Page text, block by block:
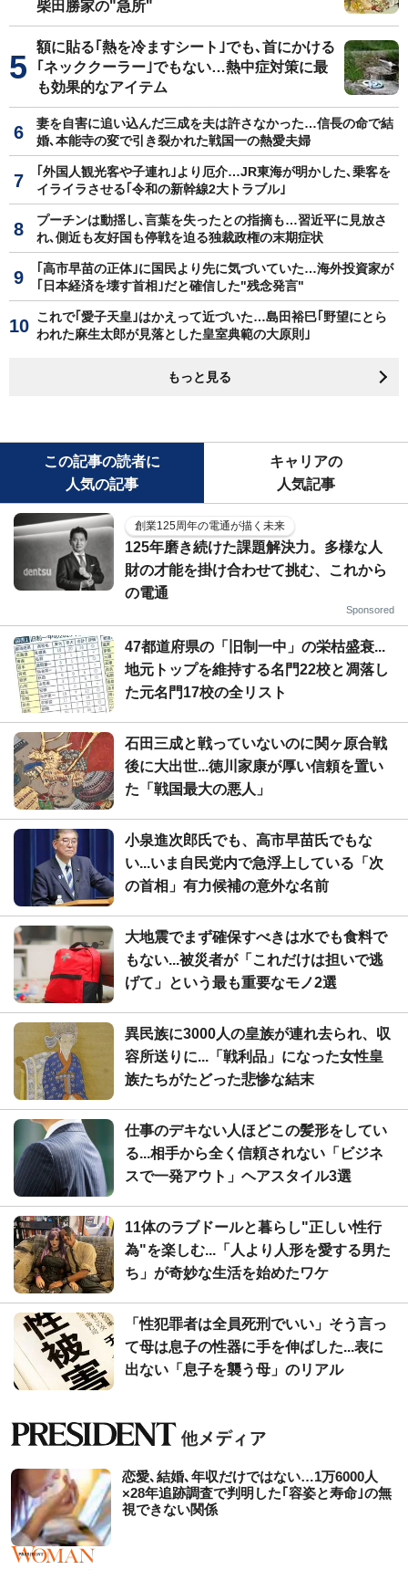
柴田勝家の"急所"
額に貼る｢熱を冷ますシート｣でも､首にかける
｢ネッククーラー｣でもない…熱中症対策に最
も効果的なアイテム
妻を自害に追い込んだ三成を夫は許さなかった…信長の命で結
婚､本能寺の変で引き裂かれた戦国一の熱愛夫婦
｢外国人観光客や子連れ｣より厄介…JR東海が明かした､乗客を
イライラさせる｢令和の新幹線2大トラブル｣
プーチンは動揺し､言葉を失ったとの指摘も…習近平に見放さ
れ､側近も友好国も停戦を迫る独裁政権の末期症状
｢高市早苗の正体｣に国民より先に気づいていた…海外投資家が
｢日本経済を壊す首相｣だと確信した"残念発言"
これで｢愛子天皇｣はかえって近づいた…島田裕巳｢野望にとら
われた麻生太郎が見落とした皇室典範の大原則｣
もっと見る
この記事の読者に
人気の記事
キャリアの
人気記事
創業125周年の電通が描く未来
125年磨き続けた課題解決力。多様な人
財の才能を掛け合わせて挑む、これから
の電通
Sponsored
47都道府県の「旧制一中」の栄枯盛衰...
地元トップを維持する名門22校と凋落し
た元名門17校の全リスト
石田三成と戦っていないのに関ヶ原合戦
後に大出世...徳川家康が厚い信頼を置い
た「戦国最大の悪人」
小泉進次郎氏でも、高市早苗氏でもな
い...いま自民党内で急浮上している「次
の首相」有力候補の意外な名前
大地震でまず確保すべきは水でも食料で
もない...被災者が「これだけは担いで逃
げて」という最も重要なモノ2選
異民族に3000人の皇族が連れ去られ、収
容所送りに...「戦利品」になった女性皇
族たちがたどった悲惨な結末
仕事のデキない人ほどこの髪形をしてい
る...相手から全く信頼されない「ビジネ
スで一発アウト」ヘアスタイル3選
11体のラブドールと暮らし"正しい性行
為"を楽しむ...「人より人形を愛する男た
ち」が奇妙な生活を始めたワケ
「性犯罪者は全員死刑でいい」そう言っ
て母は息子の性器に手を伸ばした...表に
出ない「息子を襲う母」のリアル
恋愛､結婚､年収だけではない…1万6000人
×28年追跡調査で判明した｢容姿と寿命｣の無
視できない関係